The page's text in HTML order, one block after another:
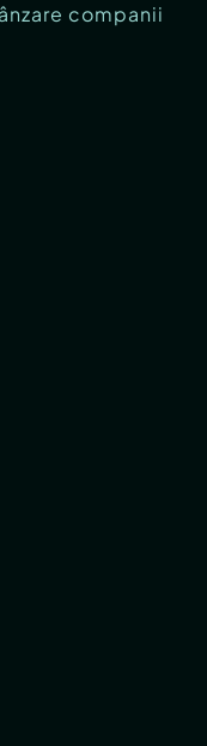
companii